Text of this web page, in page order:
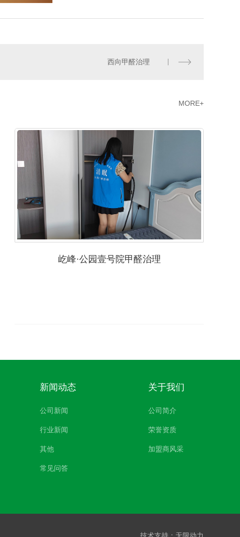
西向甲醛治理
MORE+
屹峰·公园壹号院甲醛治理
新闻动态
公司新闻
行业新闻
其他
常见问答
关于我们
公司简介
荣誉资质
加盟商风采